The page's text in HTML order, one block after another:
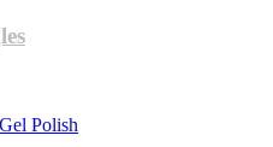
Polish